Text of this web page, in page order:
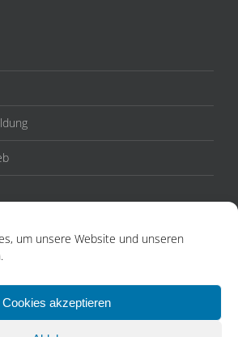
um unsere Website und unseren
Cookies akzeptieren